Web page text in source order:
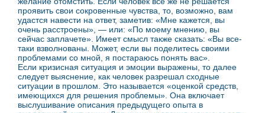
проявить свои сокровенные чувства, то, возможно, вам
удастся навести на ответ, заметив: «Мне кажется, вы
очень расстроены», — или: «По моему мнению, вы
сейчас заплачете». Имеет смысл также сказать: «Вы все-
таки взволнованы. Может, если вы поделитесь своими
проблемами со мной, я постараюсь понять вас».
Если кризисная ситуация и эмоции выражены, то далее
следует выяснение, как человек разрешал сходные
ситуации в прошлом. Это называется «оценкой средств,
имеющихся для решения проблемы». Она включает
выслушивание описания предыдущего опыта в